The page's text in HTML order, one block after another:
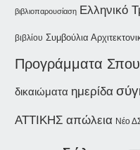
βιβλιοπαρουσίαση Ελληνικό
βιβλίου Συμβούλια
Προγράμματα
δικαιώματα ημερίδα
ΑΤΤΙΚΗΣ απώλεια Νέο